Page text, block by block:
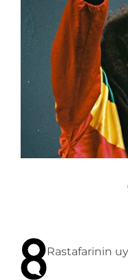
Rastafarinin